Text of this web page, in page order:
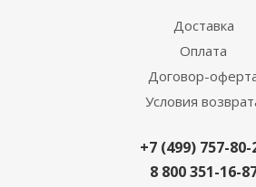
Доставка
Оплата
Договор-
Условия
+7 (499) 757-80-
8 800 351-16-